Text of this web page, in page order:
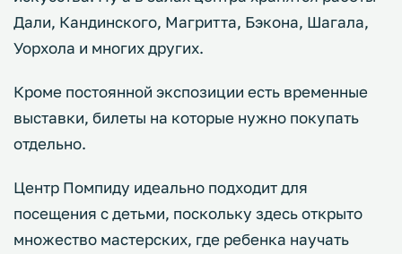
Дали, Кандинского, Магритта, Бэкона, Шагала,
Уорхола и многих других.
Кроме постоянной экспозиции есть временные
выставки, билеты на которые нужно покупать
отдельно.
Центр Помпиду идеально подходит для
посещения с детьми, поскольку здесь открыто
множество мастерских, где ребенка научать